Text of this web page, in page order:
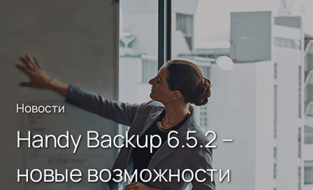
Новости
Handy Backup 6.5.2 –
новые возможности